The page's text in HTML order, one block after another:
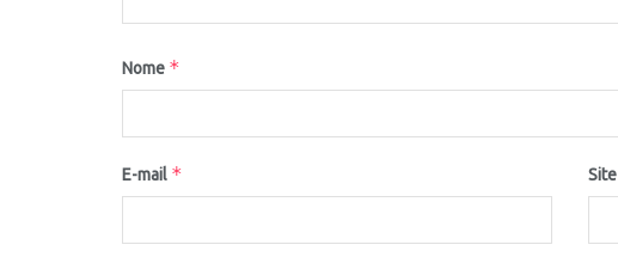
Nome *
E-mail * Site